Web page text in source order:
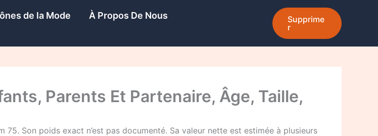
de la Mode
À Propos De Nous
Supprime
r
Parents Et Partenaire, Âge, Taille,
Son poids exact n’est pas documenté. Sa valeur nette est estimée à plusieurs